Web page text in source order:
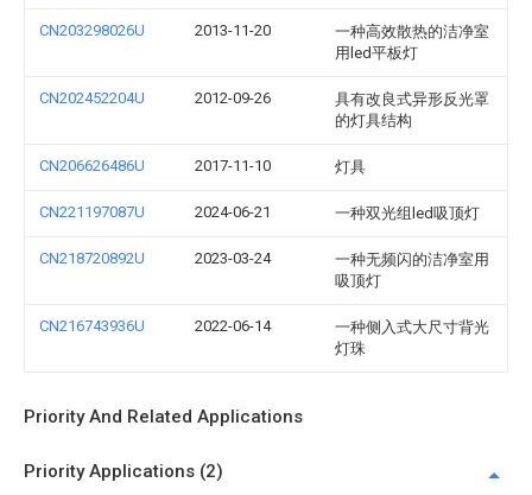
CN203298026U 2013-11-20
一种高效散热的洁净室
用led平板灯
CN202452204U 2012-09-26
具有改良式异形反光罩
的灯具结构
CN206626486U 2017-11-10 灯具
CN221197087U 2024-06-21 一种双光组led吸顶灯
CN218720892U 2023-03-24
一种无频闪的洁净室用
吸顶灯
CN216743936U 2022-06-14
一种侧入式大尺寸背光
灯珠
Priority And Related Applications
Priority Applications (2)